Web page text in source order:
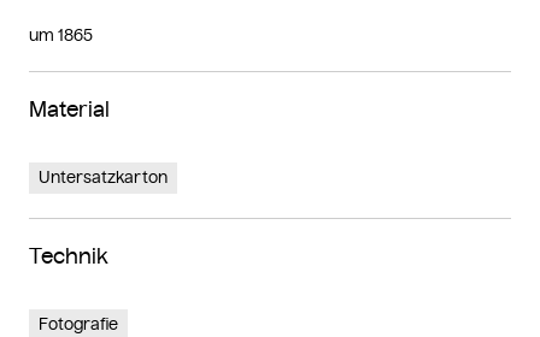
um 1865
Material
Untersatzkarton
Technik
Fotografie